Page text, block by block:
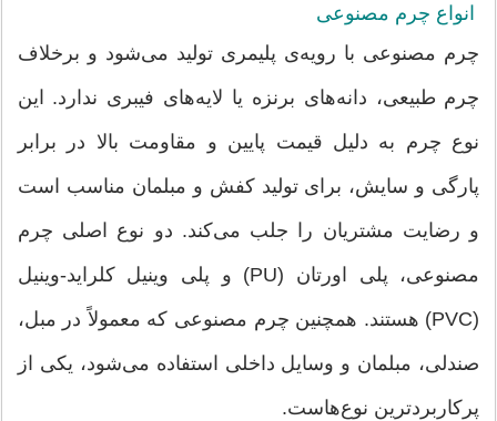
انواع چرم مصنوعی
چرم مصنوعی با رویه‌ی پلیمری تولید می‌شود و برخلاف
چرم طبیعی، دانه‌های برنزه یا لایه‌های فیبری ندارد. این
نوع چرم به دلیل قیمت پایین و مقاومت بالا در برابر
پارگی و سایش، برای تولید کفش و مبلمان مناسب است
و رضایت مشتریان را جلب می‌کند. دو نوع اصلی چرم
مصنوعی، پلی اورتان (PU) و پلی وینیل کلراید-وینیل
(PVC) هستند. همچنین چرم مصنوعی که معمولاً در مبل،
صندلی، مبلمان و وسایل داخلی استفاده می‌شود، یکی از
پرکاربردترین نوع‌هاست.